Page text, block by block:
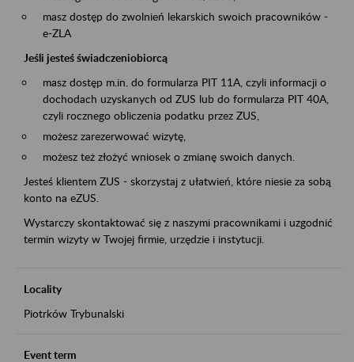
masz dostęp do zwolnień lekarskich swoich pracowników -
e-ZLA
Jeśli jesteś świadczeniobiorcą
masz dostęp m.in. do formularza PIT 11A, czyli informacji o
dochodach uzyskanych od ZUS lub do formularza PIT 40A,
czyli rocznego obliczenia podatku przez ZUS,
możesz zarezerwować wizytę,
możesz też złożyć wniosek o zmianę swoich danych.
Jesteś klientem ZUS - skorzystaj z ułatwień, które niesie za sobą
konto na eZUS.
Wystarczy skontaktować się z naszymi pracownikami i uzgodnić
termin wizyty w Twojej firmie, urzędzie i instytucji.
Locality
Piotrków Trybunalski
Event term